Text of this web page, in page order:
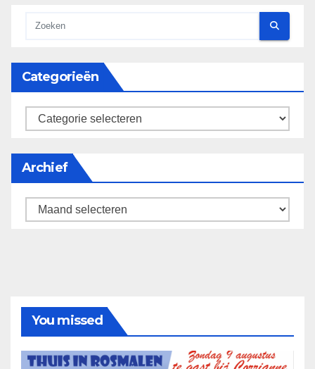
Categorieën
categorieën
Archief
Archief
You missed